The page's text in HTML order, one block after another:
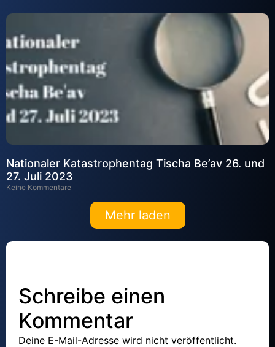
Nationaler Katastrophentag Tischa Be’av 26. und
27. Juli 2023
Keine Kommentare
Mehr laden
Schreibe einen
Kommentar
Deine E-Mail-Adresse wird nicht veröffentlicht.